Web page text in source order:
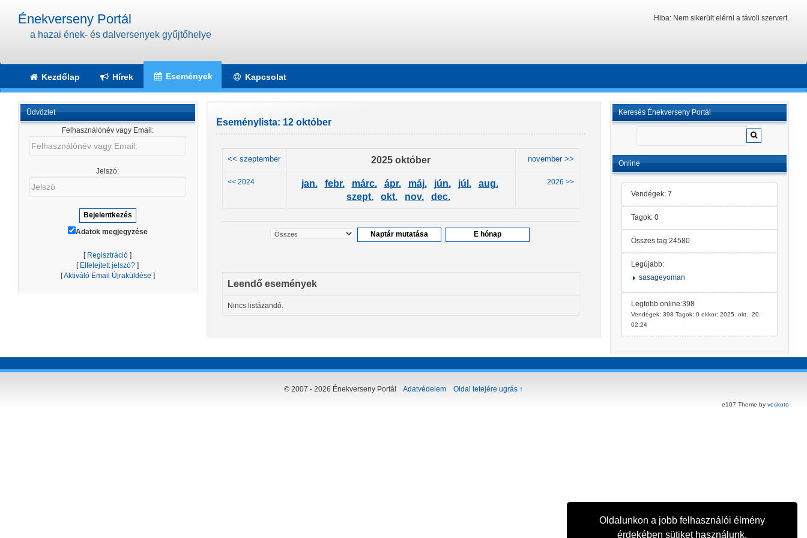
Oldalunkon a jobb felhasználói élmény
érdekében sütiket használunk.
Énekverseny Portál
a hazai ének- és dalversenyek gyűjtőhelye
Hiba: Nem sikerült elérni a távoli szervert.
Kezdőlap Hírek Események Kapcsolat
Üdvözlet
Felhasználónév vagy Email:
vagy
Jelszó:
Adatok megjegyzése
[ Regisztráció ]
[ Elfelejtett jelszó? ]
[Aktiváló Email Újraküldése ]
Keresés Énekverseny Portál
Online
Vendégek: 7
Tagok: 0
Összes tag:24580
Legújabb:
sasageyoman
Legtöbb online:398
Vendégek: 398 Tagok: 0 ekkor: 2025. okt.. 20.
02:24
Eseménylista: 12 október
<< szeptember 2025 október november >>
<< 2024 jan. febr. márc. ápr. máj. jún. júl.
aug.
szept.
okt. nov. dec.
2026 >>
Leendő események
Nincs listázandó.
© 2007 - 2026 Énekverseny Portál Adatvédelem Oldal tetejére ugrás ↑
e107 Theme by veskoto